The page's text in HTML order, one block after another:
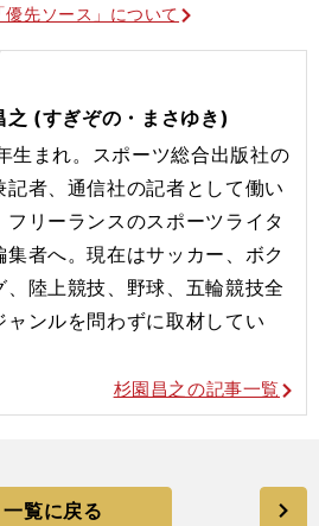
先ソース」について
之 (すぎぞの・まさゆき)
生まれ。
スポーツ総合出版社の
記者、通信社の記者として働い
フリーランスのスポーツライタ
集者へ。現在はサッカー、ボク
、陸上競技、野球、五輪競技全
ャンルを問わずに取材してい
杉園昌之の記事一覧
一覧に戻る